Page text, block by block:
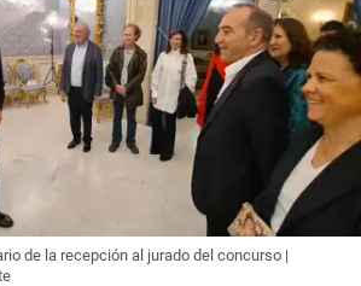
de la recepción al jurado del concurso |